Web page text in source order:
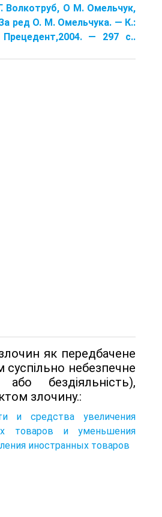
Волкотруб, О М. Омельчук,
ред О. М. Омельчука. — К.:
— 297 с..
як передбачене
небезпечне
бездіяльність),
злочину.:
и средства увеличения
товаров и уменьшения
иностранных товаров